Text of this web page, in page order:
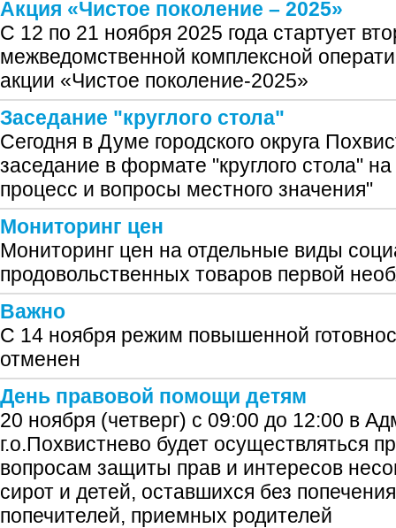
Акция «Чистое поколение – 2025»
С 12 по 21 ноября 2025 года стартует
межведомственной комплексной
акции «Чистое поколение-2025»
Заседание "круглого стола"
Сегодня в Думе городского округа
заседание в формате "круглого стола"
процесс и вопросы местного значения"
Мониторинг цен
Мониторинг цен на отдельные виды
продовольственных товаров первой
Важно
С 14 ноября режим повышенной
отменен
День правовой помощи детям
20 ноября (четверг) с 09:00 до 12:00 в
г.о.Похвистнево будет осуществляться
вопросам защиты прав и интересов
сирот и детей, оставшихся без
попечителей, приемных родителей